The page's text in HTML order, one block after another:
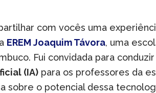
com vocês uma
EREM Joaquim Távora, uma
Fui convidada para
(IA) para os professores da
sobre o potencial dessa